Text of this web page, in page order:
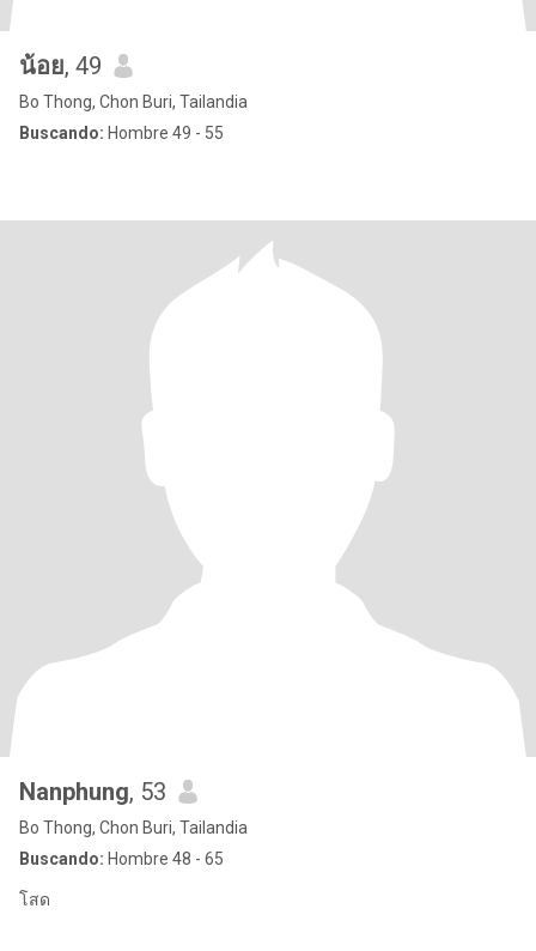
น้อย, 49
Bo Thong, Chon Buri, Tailandia
Buscando: Hombre 49 - 55
Nanphung, 53
Bo Thong, Chon Buri, Tailandia
Buscando: Hombre 48 - 65
โสด